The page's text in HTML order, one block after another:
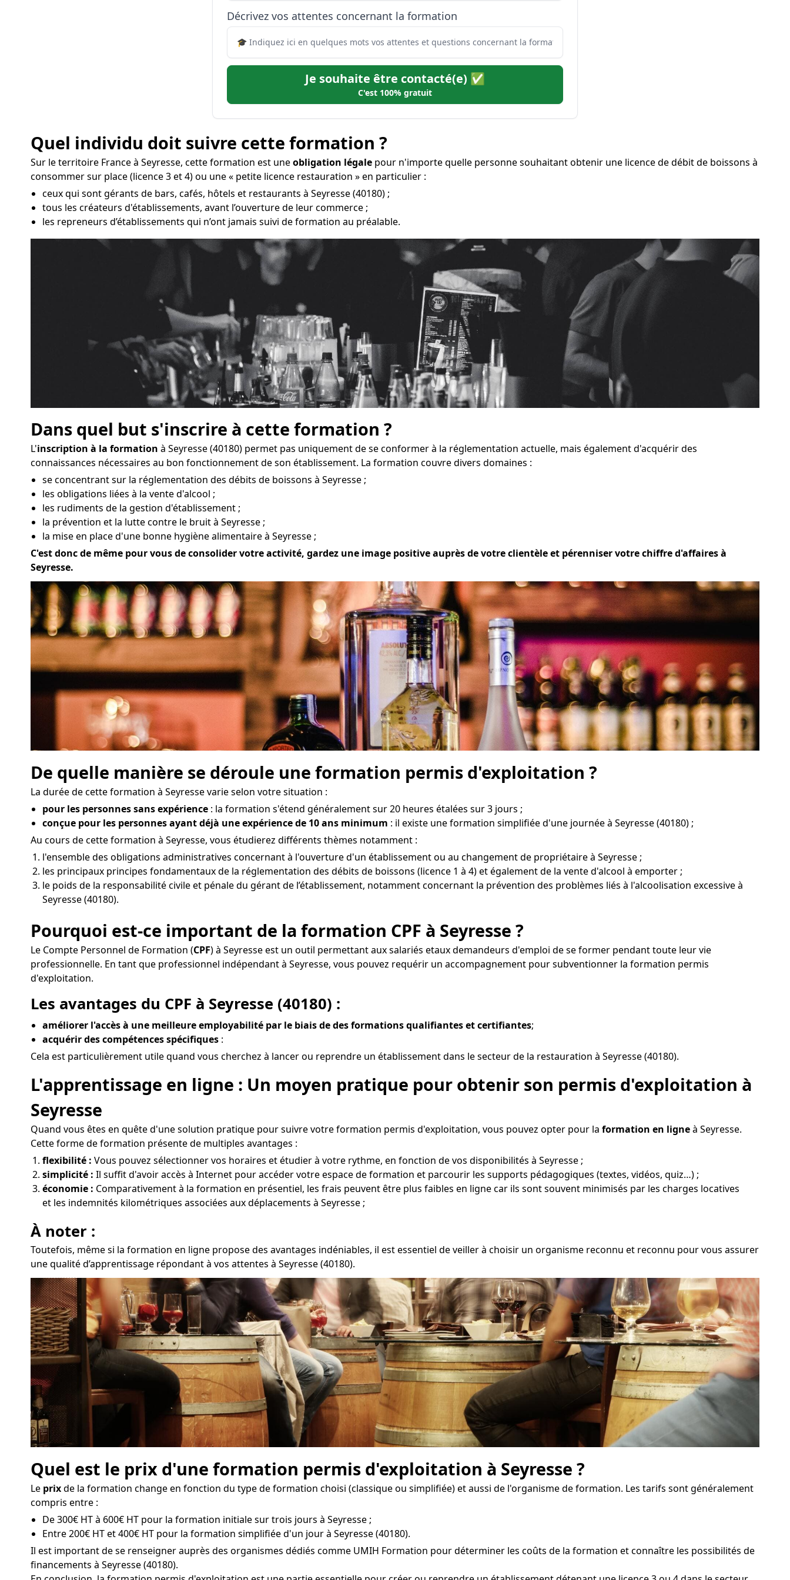
Décrivez vos attentes concernant la formation
Je souhaite être contacté(e) ✅
C'est 100% gratuit
Quel individu doit suivre cette formation ?
Sur le territoire France à Seyresse, cette formation est uneobligation légale pour n'importe quelle personne souhaitant obtenir une licence de débit de boissons à
consommer sur place (licence 3 et 4) ou une « petite licence restauration » en particulier :
ceux qui sont gérants de bars, cafés, hôtels et restaurants à Seyresse (40180) ;
tous les créateurs d'établissements, avant l’ouverture de leur commerce ;
les repreneurs d’établissements qui n’ont jamais suivi de formation au préalable.
Dans quel but s'inscrire à cette formation ?
L'inscription à la formation à Seyresse (40180) permet pas uniquement de se conformer à la réglementation actuelle, mais également d'acquérir des
connaissances nécessaires au bon fonctionnement de son établissement. La formation couvre divers domaines :
se concentrant sur la réglementation des débits de boissons à Seyresse ;
les obligations liées à la vente d'alcool ;
les rudiments de la gestion d'établissement ;
la prévention et la lutte contre le bruit à Seyresse ;
la mise en place d'une bonne hygiène alimentaire à Seyresse ;
C'est donc de même pour vous de consolider votre activité, gardez une image positive auprès de votre clientèle et pérenniser votre chiffre d'affaires à
Seyresse.
De quelle manière se déroule une formation permis d'exploitation ?
La durée de cette formation à Seyresse varie selon votre situation :
pour les personnes sans expérience : la formation s'étend généralement sur 20 heures étalées sur 3 jours ;
conçue pour les personnes ayant déjà une expérience de 10 ans minimum : il existe une formation simplifiée d'une journée à Seyresse (40180) ;
Au cours de cette formation à Seyresse, vous étudierez différents thèmes notamment :
l'ensemble des obligations administratives concernant à l'ouverture d'un établissement ou au changement de propriétaire à Seyresse ;
les principaux principes fondamentaux de la réglementation des débits de boissons (licence 1 à 4) et également de la vente d'alcool à emporter ;
le poids de la responsabilité civile et pénale du gérant de l’établissement, notamment concernant la prévention des problèmes liés à l'alcoolisation excessive à
Seyresse (40180).
Pourquoi est-ce important de la formation CPF à Seyresse ?
Le Compte Personnel de Formation (CPF) à Seyresse est un outil permettant aux salariés etaux demandeurs d'emploi de se former pendant toute leur vie
professionnelle. En tant que professionnel indépendant à Seyresse, vous pouvez requérir un accompagnement pour subventionner la formation permis
d'exploitation.
Les avantages du CPF à Seyresse (40180) :
améliorer l'accès à une meilleure employabilité par le biais de des formations qualifiantes et certifiantes;
acquérir des compétences spécifiques :
Cela est particulièrement utile quand vous cherchez à lancer ou reprendre un établissement dans le secteur de la restauration à Seyresse (40180).
L'apprentissage en ligne : Un moyen pratique pour obtenir son permis d'exploitation à
Seyresse
Quand vous êtes en quête d'une solution pratique pour suivre votre formation permis d'exploitation, vous pouvez opter pour la formation en ligneà Seyresse.
Cette forme de formation présente de multiples avantages :
flexibilité : Vous pouvez sélectionner vos horaires et étudier à votre rythme, en fonction de vos disponibilités à Seyresse ;
simplicité : Il suffit d'avoir accès à Internet pour accéder votre espace de formation et parcourir les supports pédagogiques (textes, vidéos, quiz…) ;
économie : Comparativement à la formation en présentiel, les frais peuvent être plus faibles en ligne car ils sont souvent minimisés par les charges locatives
et les indemnités kilométriques associées aux déplacements à Seyresse ;
À noter :
Toutefois, même si la formation en ligne propose des avantages indéniables, il est essentiel de veiller à choisir un organisme reconnu et reconnu pour vous assurer
une qualité d’apprentissage répondant à vos attentes à Seyresse (40180).
Quel est le prix d'une formation permis d'exploitation à Seyresse ?
Le prixde la formation change en fonction du type de formation choisi (classique ou simplifiée) et aussi de l'organisme de formation. Les tarifs sont généralement
compris entre :
De 300€ HT à 600€ HT pour la formation initiale sur trois jours à Seyresse ;
Entre 200€ HT et 400€ HT pour la formation simplifiée d'un jour à Seyresse (40180).
Il est important de se renseigner auprès des organismes dédiés comme UMIH Formation pour déterminer les coûts de la formation et connaître les possibilités de
financements à Seyresse (40180).